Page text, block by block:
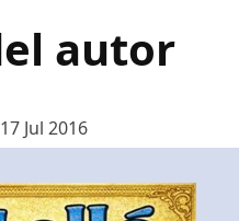
autor
17 Jul 2016